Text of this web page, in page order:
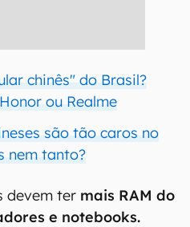
chinês" do Brasil?
ou Realme
são tão caros no
nem tanto?
devem ter mais RAM do
e notebooks.